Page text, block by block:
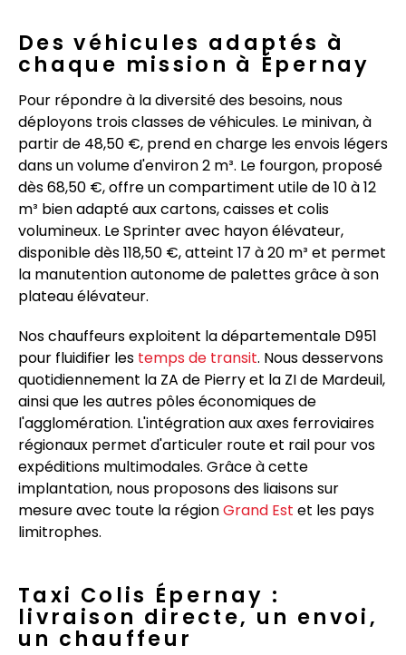
Des véhicules adaptés à
chaque mission à Épernay
Pour répondre à la diversité des besoins, nous
déployons trois classes de véhicules. Le minivan, à
partir de 48,50 €, prend en charge les envois légers
dans un volume d'environ 2 m³. Le fourgon, proposé
dès 68,50 €, offre un compartiment utile de 10 à 12
m³ bien adapté aux cartons, caisses et colis
volumineux. Le Sprinter avec hayon élévateur,
disponible dès 118,50 €, atteint 17 à 20 m³ et permet
la manutention autonome de palettes grâce à son
plateau élévateur.
Nos chauffeurs exploitent la départementale D951
pour fluidifier les temps de transit. Nous desservons
quotidiennement la ZA de Pierry et la ZI de Mardeuil,
ainsi que les autres pôles économiques de
l'agglomération. L'intégration aux axes ferroviaires
régionaux permet d'articuler route et rail pour vos
expéditions multimodales. Grâce à cette
implantation, nous proposons des liaisons sur
mesure avec toute la régionGrand Est et les pays
limitrophes.
Taxi Colis Épernay :
livraison directe, un envoi,
un chauffeur